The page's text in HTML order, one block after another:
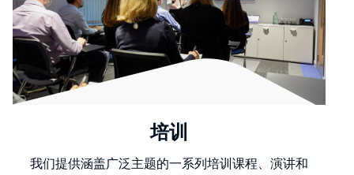
培训
我们提供涵盖广泛主题的一系列培训课程、演讲和